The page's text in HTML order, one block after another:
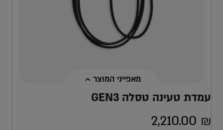
מאפייני המוצר
עמדת טעינה טסלה GEN3
2,210.00 ₪